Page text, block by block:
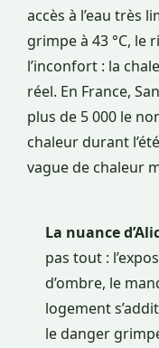
accès à l’eau très
grimpe à 43 °C, le
l’inconfort : la
réel. En France,
plus de 5 000 le
chaleur durant
vague de chaleur
La nuance
pas tout :
d’ombre, le
logement
le danger